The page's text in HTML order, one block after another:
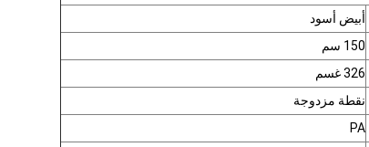
أبيض أسود
150 سم
326 غسم
نقطة مزدوجة
PA